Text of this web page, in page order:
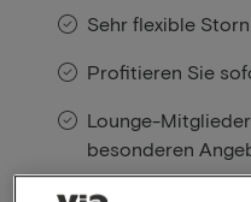
Sehr flexible
Profitieren Sie
Lounge-
besonderen